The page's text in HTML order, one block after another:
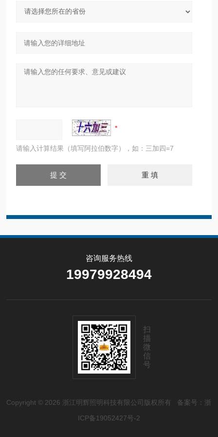
请输入计算结果（填写阿拉伯数字），如：三加四=7
咨询服务热线
19979928494
扫
描
微
信
号
Copyright © 2026 浙江明辉照明科技有限公司版权所有 备案号：浙
ICP备19052427号-2